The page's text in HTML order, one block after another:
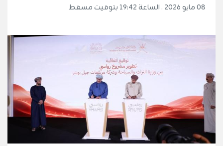
08 مايو 2026 . الساعة 19:42 بتوقيت مسقط